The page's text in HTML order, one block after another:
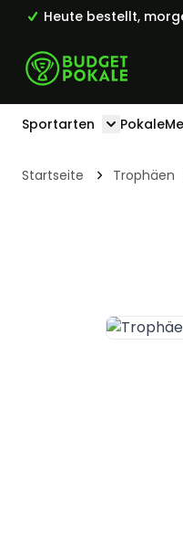
Heute bestellt,
Sportarten Toggle
Pokale
Startseite Trophäen